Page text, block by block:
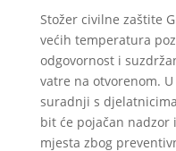
Stožer civilne zaštite
većih temperatura
odgovornost i
vatre na otvorenom.
suradnji s
bit će pojačan
mjesta zbog